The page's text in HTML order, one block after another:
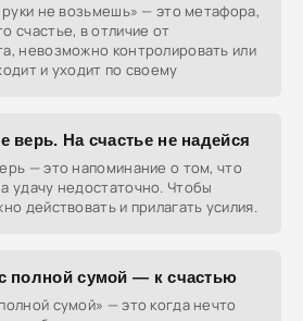
руки не возьмешь» — это метафора,
счастье, в отличие от
невозможно контролировать или
и уходит по своему
верь. На счастье не надейся
— это напоминание о том, что
удачу недостаточно. Чтобы
действовать и прилагать усилия.
полной сумой — к счастью
сумой» — это когда нечто